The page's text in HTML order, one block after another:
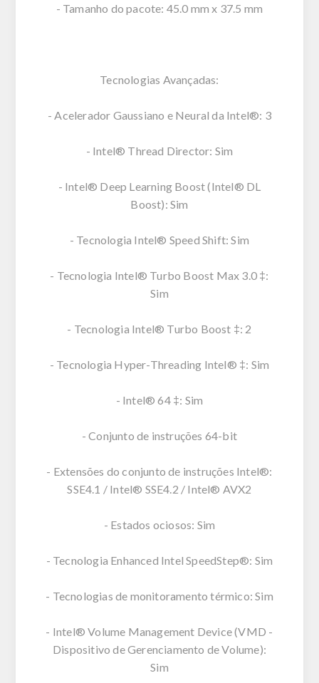
- Tamanho do pacote: 45.0 mm x 37.5 mm
Tecnologias Avançadas:
- Acelerador Gaussiano e Neural da Intel®: 3
- Intel® Thread Director: Sim
- Intel® Deep Learning Boost (Intel® DL
Boost): Sim
- Tecnologia Intel® Speed Shift: Sim
- Tecnologia Intel® Turbo Boost Max 3.0 ‡:
Sim
- Tecnologia Intel® Turbo Boost ‡: 2
- Tecnologia Hyper-Threading Intel® ‡: Sim
- Intel® 64 ‡: Sim
- Conjunto de instruções 64-bit
- Extensões do conjunto de instruções Intel®:
SSE4.1 / Intel® SSE4.2 / Intel® AVX2
- Estados ociosos: Sim
- Tecnologia Enhanced Intel SpeedStep®: Sim
- Tecnologias de monitoramento térmico: Sim
- Intel® Volume Management Device (VMD -
Dispositivo de Gerenciamento de Volume):
Sim